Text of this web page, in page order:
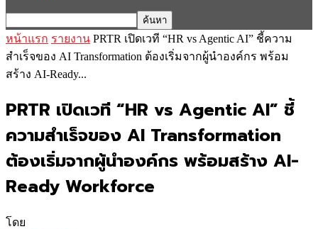
หน้าแรก รายงาน PRTR เปิดเวที “HR vs Agentic AI” ชี้ความ
สำเร็จของ AI Transformation ต้องเริ่มจากผู้นำองค์กร พร้อม
สร้าง AI-Ready...
PRTR เปิดเวที “HR vs Agentic AI” ชี้
ความสำเร็จของ AI Transformation
ต้องเริ่มจากผู้นำองค์กร พร้อมสร้าง AI-
Ready Workforce
โดย